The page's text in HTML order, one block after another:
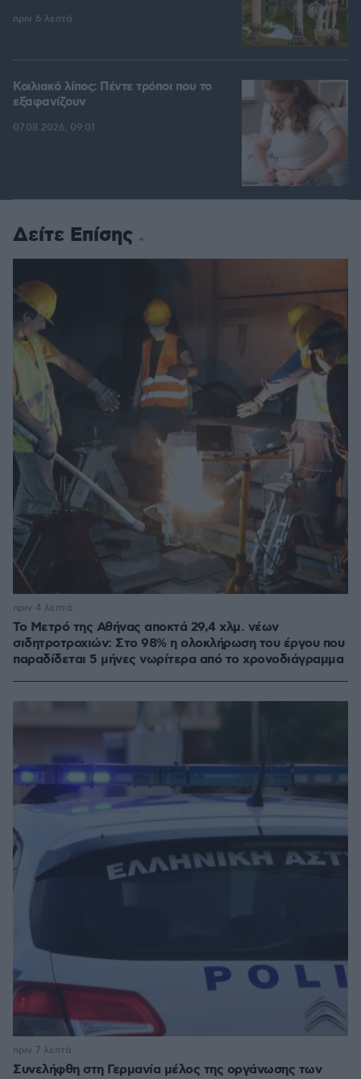
πριν 6 λεπτά
Κοιλιακό λίπος: Πέντε τρόποι που το
εξαφανίζουν
07.08.2026, 09:01
Δείτε Επίσης
Το Μετρό της Αθήνας αποκτά 29,4 χλμ. νέων
σιδητροτροχιών: Στο 98% η ολοκλήρωση του έργου που
παραδίδεται 5 μήνες νωρίτερα από το χρονοδιάγραμμα
πριν 4 λεπτά
Συνελήφθη στη Γερμανία μέλος της οργάνωσης των
πριν 7 λεπτά